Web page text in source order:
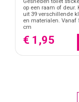
Gesneden toilet
op een raam of deur.
uit 39 verschillende
en materialen. Vanaf
cm
€ 1,95